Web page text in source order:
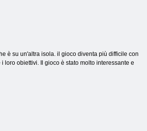
è su un'altra isola. il gioco diventa più difficile con
obiettivi. Il gioco è stato molto interessante e